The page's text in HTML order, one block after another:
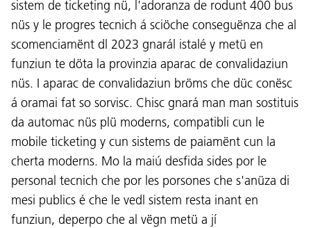
sistem de ticketing nü, l'adoranza de rodunt 400 bus
nüs y le progres tecnich á sciöche conseguënza che al
scomenciamënt dl 2023 gnarál istalé y metü en
funziun te döta la provinzia aparac de convalidaziun
nüs. I aparac de convalidaziun bröms che düc conësc
á oramai fat so sorvisc. Chisc gnará man man sostituis
da automac nüs plü moderns, compatibli cun le
mobile ticketing y cun sistems de paiamënt cun la
cherta moderns. Mo la maiú desfida sides por le
personal tecnich che por les porsones che s'anüza di
mesi publics é che le vedl sistem resta inant en
funziun, deperpo che al vëgn metü a jí